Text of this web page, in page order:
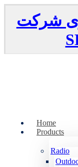
شرکت
Home
Products
Radio